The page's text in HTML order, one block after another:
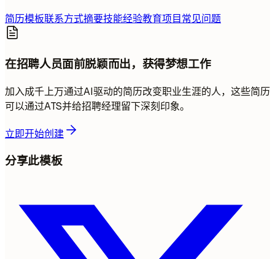
简历模板联系方式摘要技能经验教育项目常见问题
在招聘人员面前脱颖而出，获得梦想工作
加入成千上万通过AI驱动的简历改变职业生涯的人，这些简历
可以通过ATS并给招聘经理留下深刻印象。
立即开始创建
分享此模板